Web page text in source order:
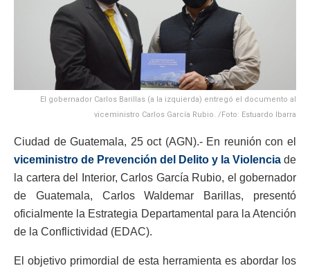
El gobernador Carlos Barillas (a la izquierda) entregó el documento al
viceministro Carlos García Rubio. /Foto: Estuardo Ibarra
Ciudad de Guatemala, 25 oct (AGN).- En reunión con el
viceministro de Prevención del Delito y la Violencia de
la cartera del Interior, Carlos García Rubio, el gobernador
de Guatemala, Carlos Waldemar Barillas, presentó
oficialmente la Estrategia Departamental para la Atención
de la Conflictividad (EDAC).
El objetivo primordial de esta herramienta es abordar los